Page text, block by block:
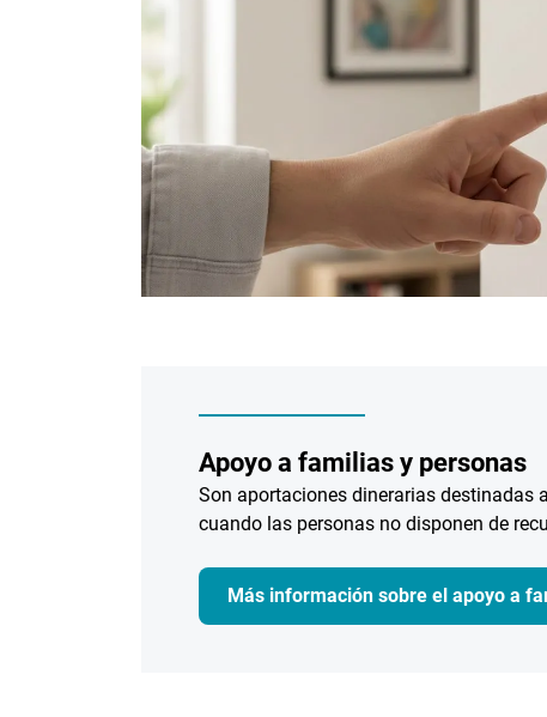
Apoyo a familias y personas
Son aportaciones dinerarias destinadas
cuando las personas no disponen de
Más información sobre el apoyo a